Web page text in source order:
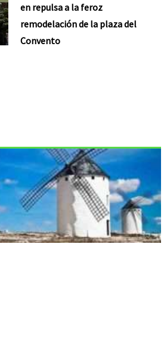
en repulsa a la feroz
remodelación de la plaza del
Convento